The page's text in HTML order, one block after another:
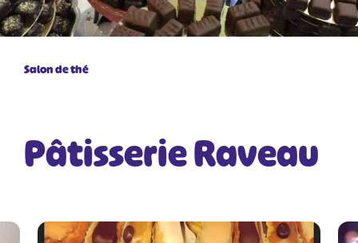
Salon de thé
Pâtisserie Raveau